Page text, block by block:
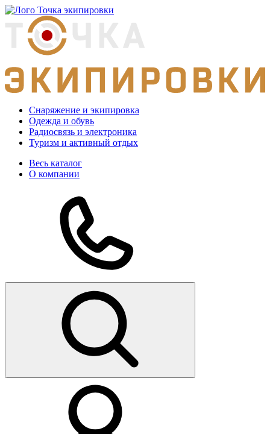
Снаряжение и экипировка
Одежда и обувь
Радиосвязь и электроника
Туризм и активный отдых
Весь каталог
О компании